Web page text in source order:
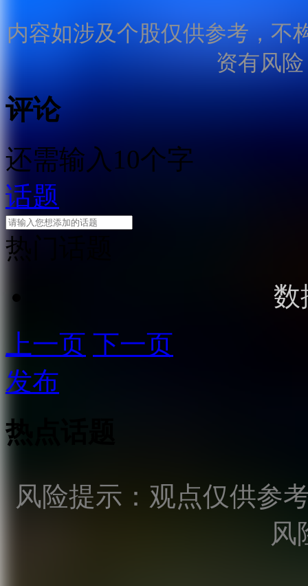
内容如涉及个股仅供参考，不
资有风
评论
还需输入10个字
话题
热门话题
数
上一页 下一页
发布
热点话题
风险提示：观点仅供参
风